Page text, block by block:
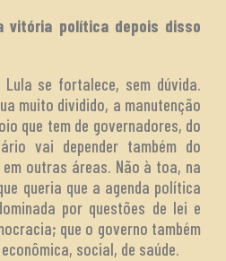
vitória política depois disso
se fortalece, sem dúvida.
muito dividido, a manutenção
que tem de governadores, do
vai depender também do
em outras áreas. Não à toa, na
queria que a agenda política
por questões de lei e
que o governo também
social, de saúde.